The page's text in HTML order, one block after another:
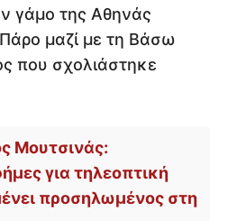
γάμο της Αθηνάς
μαζί με τη Βάσω
που σχολιάστηκε
Μουτσινάς:
για τηλεοπτική
προσηλωμένος στη